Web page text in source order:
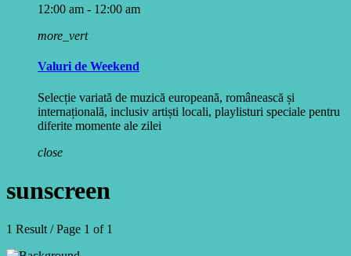
12:00 am - 12:00 am
more_vert
Valuri de Weekend
Selecție variată de muzică europeană, românească și
internațională, inclusiv artiști locali, playlisturi speciale pentru
diferite momente ale zilei
close
sunscreen
1 Result / Page 1 of 1